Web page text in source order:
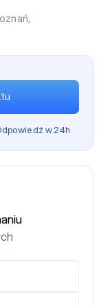
,
w 24h